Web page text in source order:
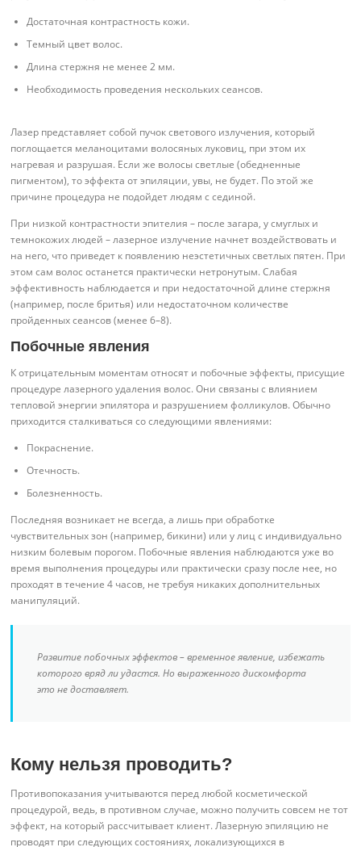
Достаточная контрастность кожи.
Темный цвет волос.
Длина стержня не менее 2 мм.
Необходимость проведения нескольких сеансов.
Лазер представляет собой пучок светового излучения, который
поглощается меланоцитами волосяных луковиц, при этом их
нагревая и разрушая. Если же волосы светлые (обедненные
пигментом), то эффекта от эпиляции, увы, не будет. По этой же
причине процедура не подойдет людям с сединой.
При низкой контрастности эпителия – после загара, у смуглых и
темнокожих людей – лазерное излучение начнет воздействовать и
на него, что приведет к появлению неэстетичных светлых пятен. При
этом сам волос останется практически нетронутым. Слабая
эффективность наблюдается и при недостаточной длине стержня
(например, после бритья) или недостаточном количестве
пройденных сеансов (менее 6–8).
Побочные явления
К отрицательным моментам относят и побочные эффекты, присущие
процедуре лазерного удаления волос. Они связаны с влиянием
тепловой энергии эпилятора и разрушением фолликулов. Обычно
приходится сталкиваться со следующими явлениями:
Покраснение.
Отечность.
Болезненность.
Последняя возникает не всегда, а лишь при обработке
чувствительных зон (например, бикини) или у лиц с индивидуально
низким болевым порогом. Побочные явления наблюдаются уже во
время выполнения процедуры или практически сразу после нее, но
проходят в течение 4 часов, не требуя никаких дополнительных
манипуляций.
Развитие побочных эффектов – временное явление, избежать
которого вряд ли удастся. Но выраженного дискомфорта
это не доставляет.
Кому нельзя проводить?
Противопоказания учитываются перед любой косметической
процедурой, ведь, в противном случае, можно получить совсем не тот
эффект, на который рассчитывает клиент. Лазерную эпиляцию не
проводят при следующих состояниях, локализующихся в